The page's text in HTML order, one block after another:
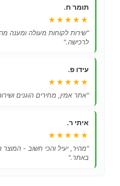
תומר ח.
★★★★★
"שירות לקוחות מעולה ומענה
לרכישה."
עידו פ.
★★★★★
"אתר אמין, מחירים הוגנים
איתי ר.
★★★★★
"מהיר, יעיל והכי חשוב - המוצר
באתר."